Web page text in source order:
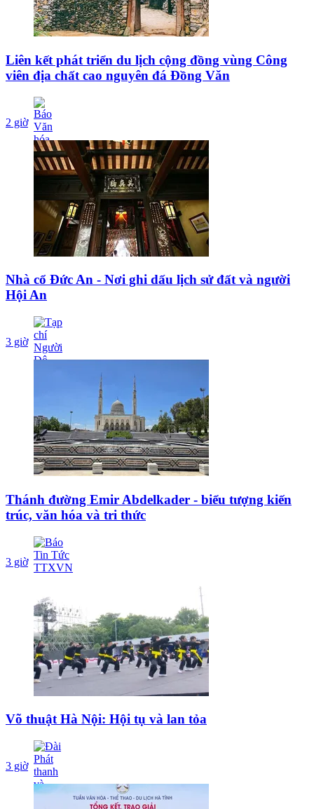
Liên kết phát triển du lịch cộng đồng vùng Công
viên địa chất cao nguyên đá Đồng Văn
2 giờ
Nhà cổ Đức An - Nơi ghi dấu lịch sử đất và người
Hội An
3 giờ
Thánh đường Emir Abdelkader - biểu tượng kiến
trúc, văn hóa và tri thức
3 giờ
Võ thuật Hà Nội: Hội tụ và lan tỏa
3 giờ